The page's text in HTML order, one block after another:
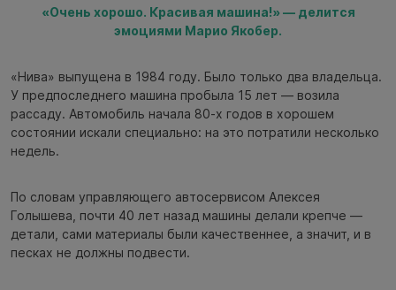
«Очень хорошо. Красивая машина!» — делится
эмоциями Марио Якобер.
«Нива» выпущена в 1984 году. Было только два владельца.
У предпоследнего машина пробыла 15 лет — возила
рассаду. Автомобиль начала 80-х годов в хорошем
состоянии искали специально: на это потратили несколько
недель.
По словам управляющего автосервисом Алексея
Голышева, почти 40 лет назад машины делали крепче —
детали, сами материалы были качественнее, а значит, и в
песках не должны подвести.